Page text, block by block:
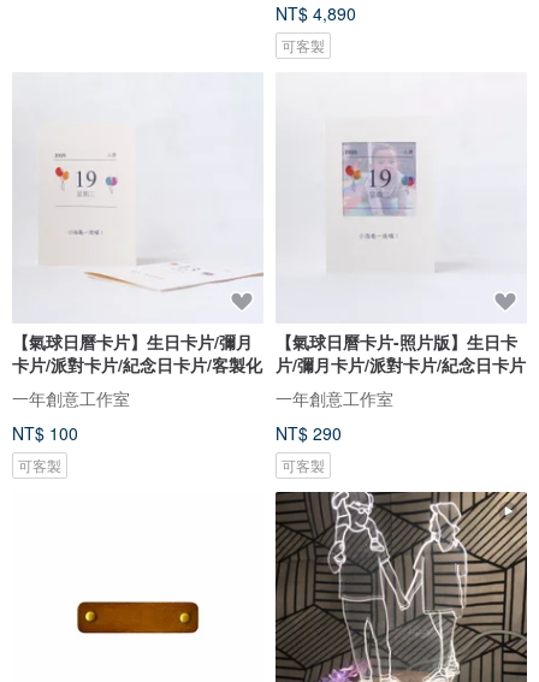
NT$ 4,890
可客製
【氣球日曆卡片】生日卡片/彌月
卡片/派對卡片/紀念日卡片/客製化
一年創意工作室
NT$ 100
可客製
【氣球日曆卡片-照片版】生日卡
片/彌月卡片/派對卡片/紀念日卡片
一年創意工作室
NT$ 290
可客製